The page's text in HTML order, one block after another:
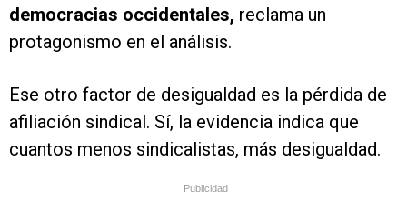
democracias occidentales, reclama un
protagonismo en el análisis.
Ese otro factor de desigualdad es la pérdida de
afiliación sindical. Sí, la evidencia indica que
cuantos menos sindicalistas, más desigualdad.
Publicidad